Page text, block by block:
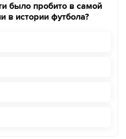
было пробито в самой
в истории футбола?